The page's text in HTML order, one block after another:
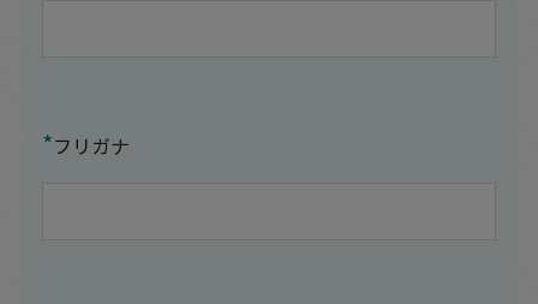
*フリガナ